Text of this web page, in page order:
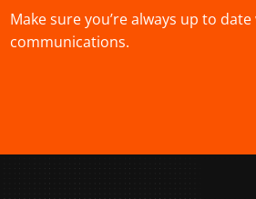
Make sure you’re always up to
communications.